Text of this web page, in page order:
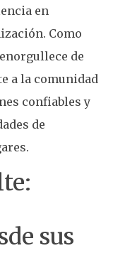
en
Como
de
a la comunidad
confiables y
de
sus